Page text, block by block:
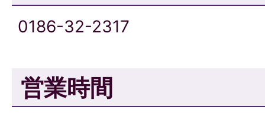
0186-32-2317
営業時間